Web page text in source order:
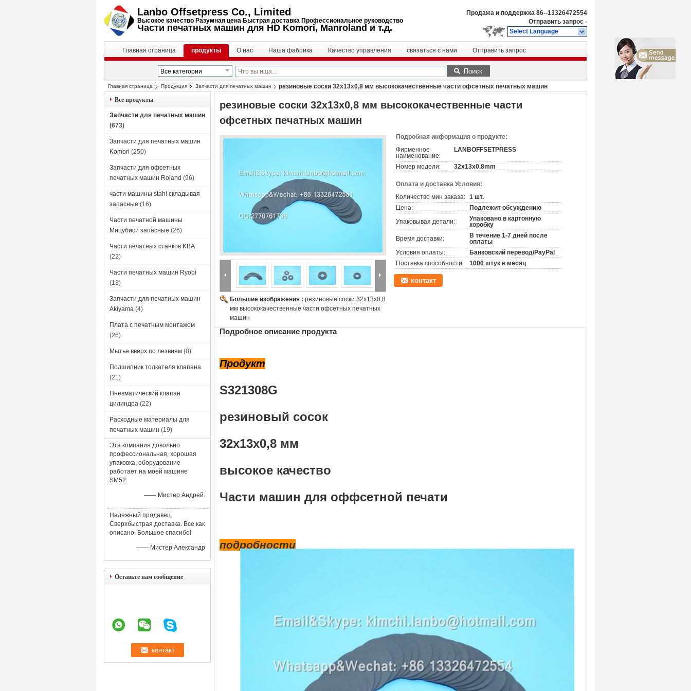
Lanbo Offsetpress Co., Limited
Высокое качество Разумная цена Быстрая доставка Профессиональное руководство
Части печатных машин для HD Komori, Manroland и т.д.
Продажа и поддержка 86--13326472554
Отправить запрос -
Select Language
Главная страница продукты О нас Наша фабрика Качество управления связаться с нами Отправить запрос
Поиск
Главная страница Продукция Запчасти для печатных машин
резиновые соски 32x13x0,8 мм высококачественные части офсетных печатных машин
Все продукты
Запчасти для печатных машин
(673)
Запчасти для печатных машин
Komori (250)
Запчасти для офсетных
печатных машин Roland (96)
части машины stahl складывая
запасные (16)
Части печатной машины
Мицубиси запасные (26)
Части печатных станков KBA
(22)
Части печатных машин Ryobi
(13)
Запчасти для печатных машин
Akiyama (4)
Плата с печатным монтажом
(26)
Мытье вверх по лезвиям (8)
Подшипник толкателя клапана
(21)
Пневматический клапан
цилиндра (22)
Расходные материалы для
печатных машин (19)
Эта компания довольно
профессиональная, хорошая
упаковка, оборудование
работает на моей машине
SM52.
—— Мистер Андрей.
Надежный продавец.
Сверхбыстрая доставка. Все как
описано. Большое спасибо!
—— Мистер Александр
Оставьте нам сообщение
резиновые соски 32x13x0,8 мм высококачественные части
офсетных печатных машин
Большие изображения : резиновые соски 32x13x0,8
мм высококачественные части офсетных печатных
машин
Подробная информация о продукте:
Фирменное
наименование:
LANBOFFSETPRESS
Номер модели: 32x13x0.8mm
Оплата и доставка Условия:
Количество мин заказа: 1 шт.
Цена:
Подлежит обсуждению
Упаковывая детали:
Упаковано в картонную
коробку
Время доставки:
В течение 1-7 дней после
оплаты
Условия оплаты:
Банковский перевод/PayPal
Поставка способности:
1000 штук в месяц
контакт
Подробное описание продукта
Продукт
S321308G
резиновый сосок
32х13х0,8 мм
высокое качество
Части машин для оффсетной печати
подробности